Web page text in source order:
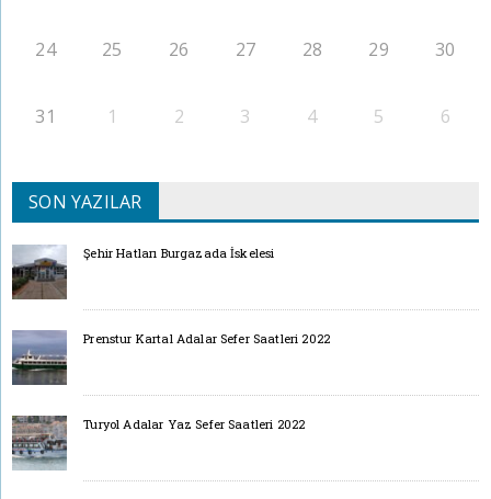
24 25 26 27 28 29 30
31 1 2 3 4 5 6
SON YAZILAR
Şehir Hatları Burgazada İskelesi
Prenstur Kartal Adalar Sefer Saatleri 2022
Turyol Adalar Yaz Sefer Saatleri 2022